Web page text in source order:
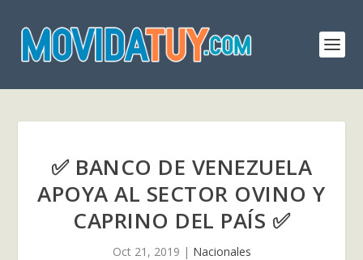
✅ BANCO DE VENEZUELA
APOYA AL SECTOR OVINO Y
CAPRINO DEL PAÍS ✅
Oct 21, 2019 | Nacionales